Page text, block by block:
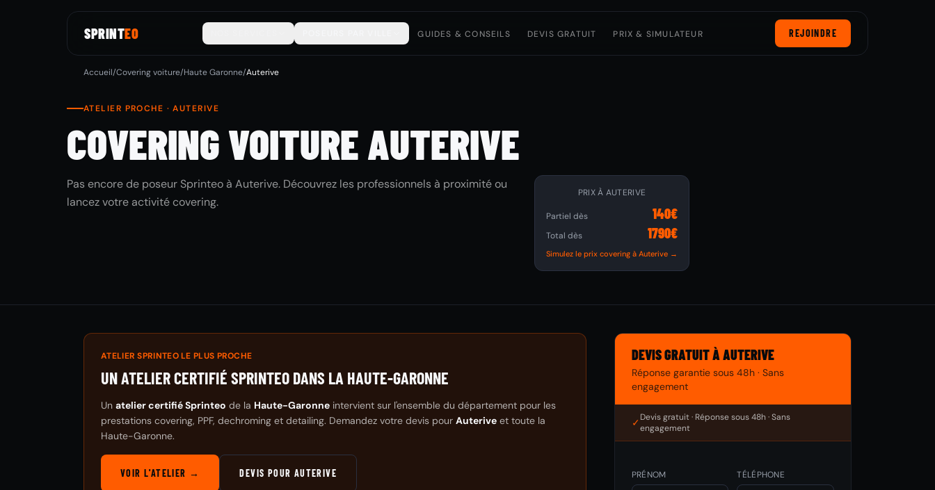
SPRINTEO GUIDES & CONSEILS DEVIS GRATUIT PRIX & SIMULATEUR REJOINDRE
Accueil/Covering voiture/Haute Garonne/Auterive
ATELIER PROCHE · AUTERIVE
COVERING VOITURE AUTERIVE
Pas encore de poseur Sprinteo à Auterive. Découvrez les professionnels à proximité ou
lancez votre activité covering.
PRIX À AUTERIVE
Partiel dès 140€
Total dès 1790€
Simulez le prix covering à Auterive →
ATELIER SPRINTEO LE PLUS PROCHE
UN ATELIER CERTIFIÉ SPRINTEO DANS LA HAUTE-GARONNE
Un atelier certifié Sprinteo de la Haute-Garonne intervient sur l'ensemble du département pour les
prestations covering, PPF, dechroming et detailing. Demandez votre devis pour Auterive et toute la
Haute-Garonne.
VOIR L'ATELIER → DEVIS POUR AUTERIVE
DEVIS GRATUIT À AUTERIVE
Réponse garantie sous 48h · Sans
engagement
✓Devis gratuit · Réponse sous 48h · Sans
engagement
PRÉNOM TÉLÉPHONE